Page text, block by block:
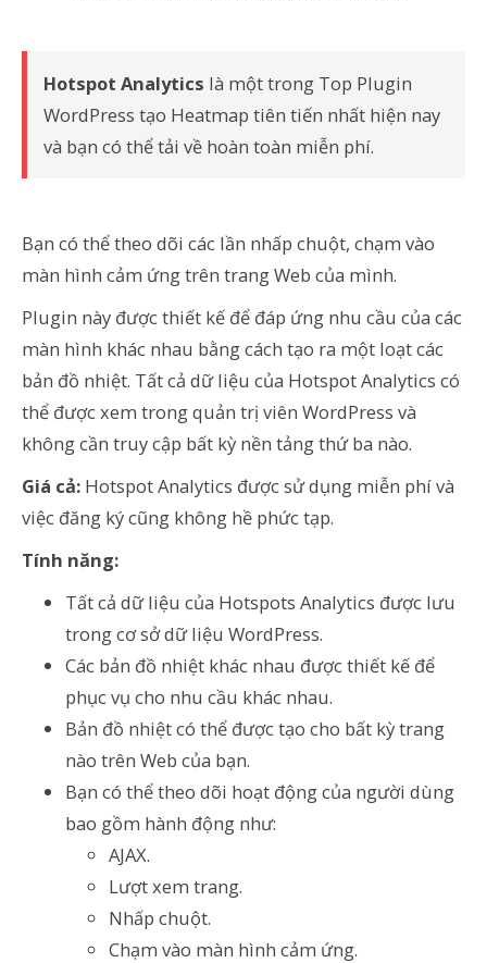
Hotspot Analytics là một trong Top Plugin
WordPress tạo Heatmap tiên tiến nhất hiện nay
và bạn có thể tải về hoàn toàn miễn phí.
Bạn có thể theo dõi các lần nhấp chuột, chạm vào
màn hình cảm ứng trên trang Web của mình.
Plugin này được thiết kế để đáp ứng nhu cầu của các
màn hình khác nhau bằng cách tạo ra một loạt các
bản đồ nhiệt. Tất cả dữ liệu của Hotspot Analytics có
thể được xem trong quản trị viên WordPress và
không cần truy cập bất kỳ nền tảng thứ ba nào.
Giá cả: Hotspot Analytics được sử dụng miễn phí và
việc đăng ký cũng không hề phức tạp.
Tính năng:
Tất cả dữ liệu của Hotspots Analytics được lưu
trong cơ sở dữ liệu WordPress.
Các bản đồ nhiệt khác nhau được thiết kế để
phục vụ cho nhu cầu khác nhau.
Bản đồ nhiệt có thể được tạo cho bất kỳ trang
nào trên Web của bạn.
Bạn có thể theo dõi hoạt động của người dùng
bao gồm hành động như:
AJAX.
Lượt xem trang.
Nhấp chuột.
Chạm vào màn hình cảm ứng.